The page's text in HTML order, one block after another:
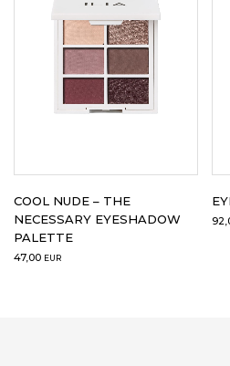
COOL NUDE – THE
NECESSARY EYESHADOW
PALETTE
47,00 EUR